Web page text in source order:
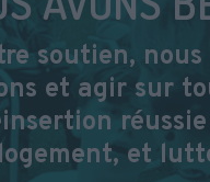
soutien,
et agir sur
réussie
et